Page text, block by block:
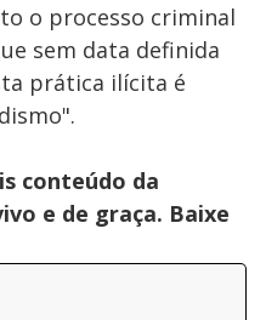
o processo criminal
sem data definida
prática ilícita é
conteúdo da
e de graça. Baixe